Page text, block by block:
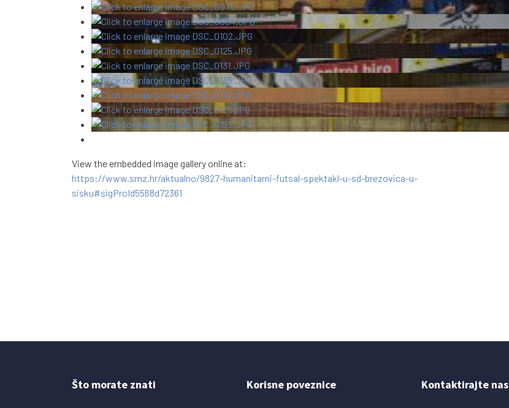
View the embedded image gallery online at:
https://www.smz.hr/aktualno/9827-humanitarni-futsal-spektakl-u-sd-brezovica-u-
sisku#sigProId5568d72361
Što morate znati Korisne poveznice Kontaktirajte nas